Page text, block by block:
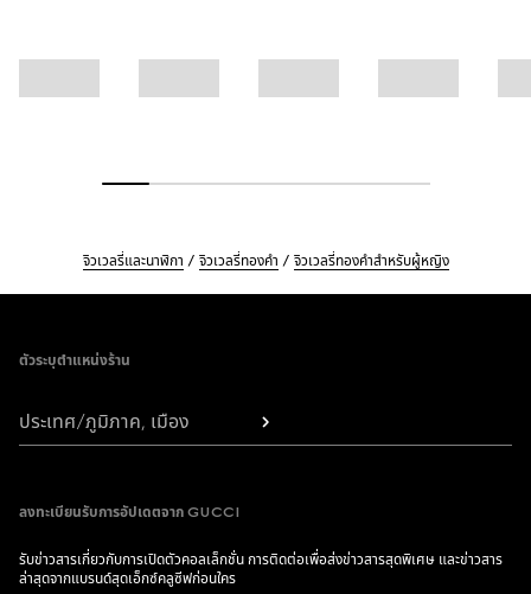
จิวเวลรี่และนาฬิกา จิวเวลรี่ทองคำ จิวเวลรี่ทองคำสำหรับผู้หญิง
ตัวระบุตำแหน่งร้าน
ประเทศ/ภูมิภาค, เมือง
ลงทะเบียนรับการอัปเดตจาก GUCCI
รับข่าวสารเกี่ยวกับการเปิดตัวคอลเล็กชั่น การติดต่อเพื่อส่งข่าวสารสุดพิเศษ และข่าวสาร
ล่าสุดจากแบรนด์สุดเอ็กซ์คลูซีฟก่อนใคร